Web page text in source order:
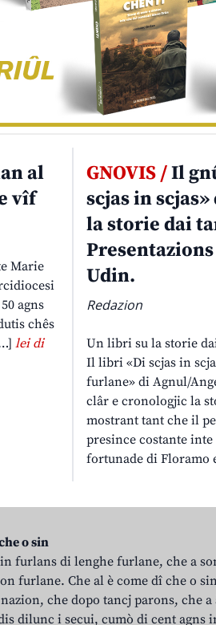
al
vîf
Marie
agns
chês
lei di
GNOVIS /Il
scjas in
la storie dai
Udin.
Redazion
Un libri su la storie
Il libri «Di scjas in
furlane» di Agnul/
clâr e cronologjic la
mostrant tant che il
presince costante
fortunade di Floramo
o sin
furlans di lenghe furlane, che a
furlane. Che al è come dî che o
che dopo tancj parons, che
dilunc i secui, cumò di cent agns